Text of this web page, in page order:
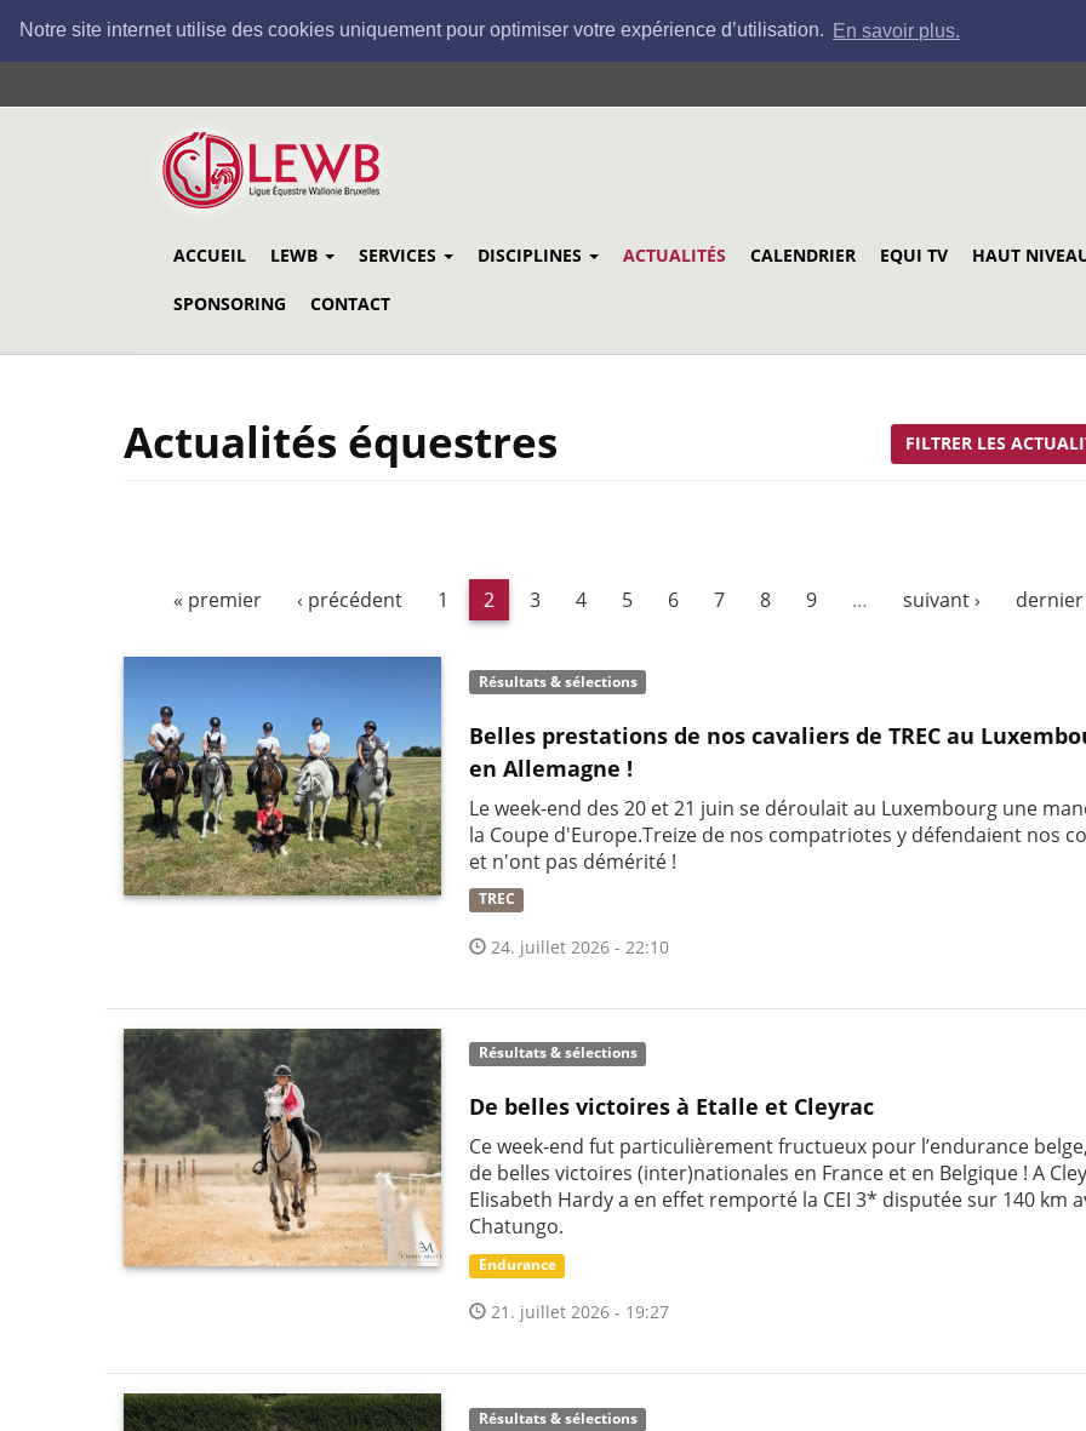
Notre site internet utilise des cookies uniquement pour optimiser votre expérience d’utilisation. En savoir plus.
au
ACCUEIL LEWB SERVICES DISCIPLINES ACTUALITÉS CALENDRIER EQUI TV HAUT
SPONSORING CONTACT
Actualités équestres FILTRER LES
« premier ‹ précédent 1 2 3 4 5 6 7 8 9 … suivant › dernier
Résultats & sélections
Belles prestations de nos cavaliers de TREC au
en Allemagne !
Le week-end des 20 et 21 juin se déroulait au Luxembourg une
la Coupe d'Europe.Treize de nos compatriotes y défendaient nos
et n'ont pas démérité !
TREC
24. juillet 2026 - 22:10
Résultats & sélections
De belles victoires à Etalle et Cleyrac
Ce week-end fut particulièrement fructueux pour l’endurance
de belles victoires (inter)nationales en France et en Belgique ! A
Elisabeth Hardy a en effet remporté la CEI 3* disputée sur 140 km
Chatungo.
Endurance
21. juillet 2026 - 19:27
Résultats & sélections